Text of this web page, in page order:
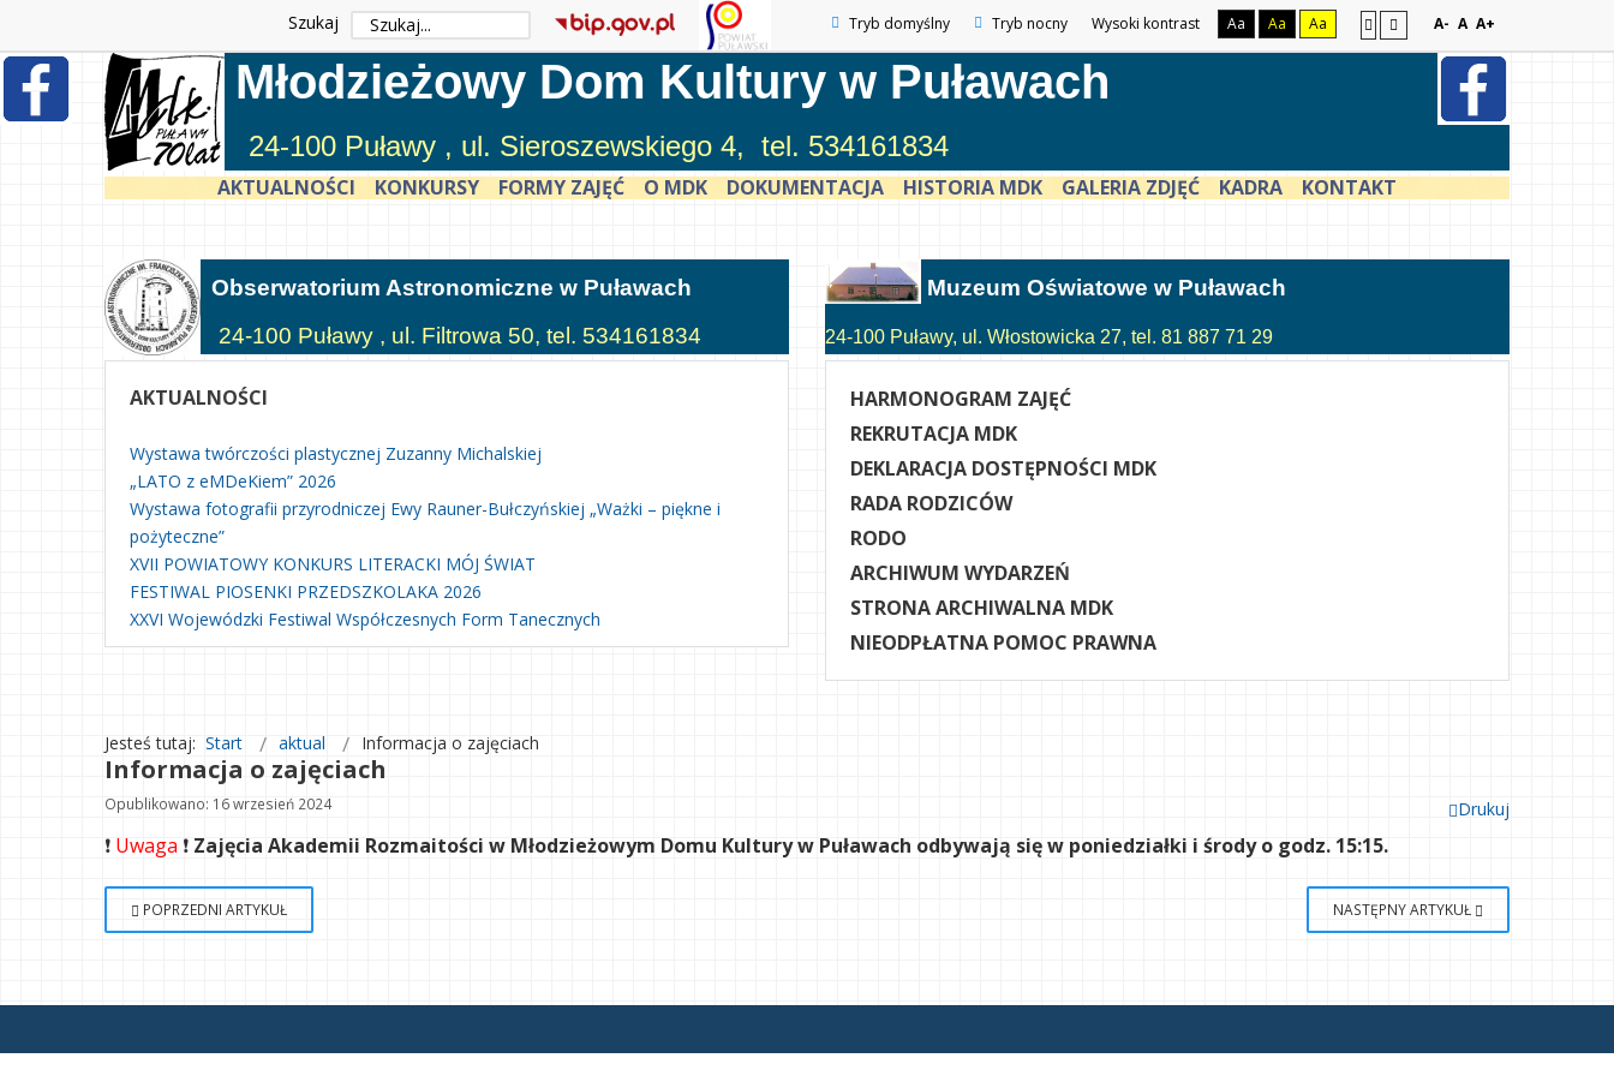
Tryb domyślny Tryb nocny Wysoki kontrast Aa Aa Aa A- A A+
Szukaj
Młodzieżowy Dom Kultury w Puławach
24-100 Puławy , ul. Sieroszewskiego 4, tel. 534161834
AKTUALNOŚCI KONKURSY FORMY ZAJĘĆ O MDK DOKUMENTACJA HISTORIA MDK GALERIA ZDJĘĆ KADRA KONTAKT
Obserwatorium Astronomiczne w Puławach
24-100 Puławy , ul. Filtrowa 50, tel. 534161834
AKTUALNOŚCI
Wystawa twórczości plastycznej Zuzanny Michalskiej
„LATO z eMDeKiem” 2026
Wystawa fotografii przyrodniczej Ewy Rauner-Bułczyńskiej „Ważki – piękne i
pożyteczne”
XVII POWIATOWY KONKURS LITERACKI MÓJ ŚWIAT
FESTIWAL PIOSENKI PRZEDSZKOLAKA 2026
XXVI Wojewódzki Festiwal Współczesnych Form Tanecznych
Muzeum Oświatowe w Puławach
24-100 Puławy, ul. Włostowicka 27, tel. 81 887 71 29
HARMONOGRAM ZAJĘĆ
REKRUTACJA MDK
DEKLARACJA DOSTĘPNOŚCI MDK
RADA RODZICÓW
RODO
ARCHIWUM WYDARZEŃ
STRONA ARCHIWALNA MDK
NIEODPŁATNA POMOC PRAWNA
Jesteś tutaj: Start aktual Informacja o zajęciach
Informacja o zajęciach
Drukuj
Opublikowano: 16 wrzesień 2024
❗️ Uwaga ❗️ Zajęcia Akademii Rozmaitości w Młodzieżowym Domu Kultury w Puławach odbywają się w poniedziałki i środy o godz. 15:15.
POPRZEDNI ARTYKUŁ NASTĘPNY ARTYKUŁ